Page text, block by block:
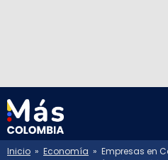
Inicio » Economía » Empresas en